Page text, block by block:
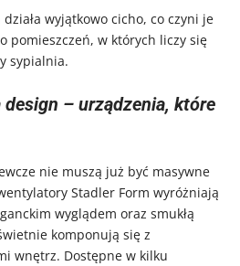
wyjątkowo cicho, co czyni je
pomieszczeń, w których liczy się
sypialnia.
– urządzenia, które
nie muszą już być masywne
Stadler Form wyróżniają
wyglądem oraz smukłą
komponują się z
wnętrz. Dostępne w kilku